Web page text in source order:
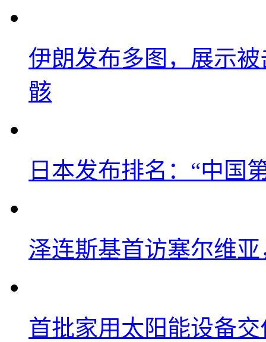
伊朗发布多图，展示
骸
日本发布排名：“中国
泽连斯基首访塞尔维
首批家用太阳能设备